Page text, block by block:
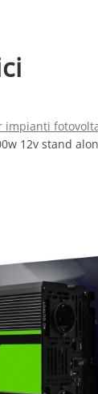
impianti
12v stand